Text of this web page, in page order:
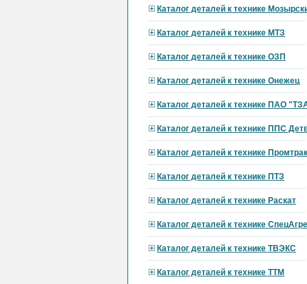
Каталог деталей к технике
Каталог деталей к технике МТЗ
Каталог деталей к технике ОЗП
Каталог деталей к технике Онежец
Каталог деталей к технике ПАО
Каталог деталей к технике ППС
Каталог деталей к технике
Каталог деталей к технике ПТЗ
Каталог деталей к технике Раскат
Каталог деталей к технике
Каталог деталей к технике ТВЭКС
Каталог деталей к технике ТТМ